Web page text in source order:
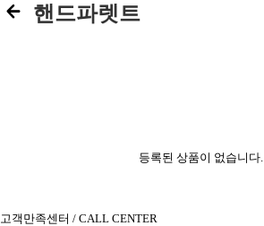
핸드파렛트
등록된 상품이 없습니다.
고객만족센터 / CALL CENTER